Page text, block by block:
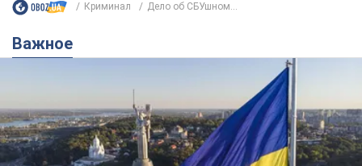
Криминал Дело об СБУшном...
Важное